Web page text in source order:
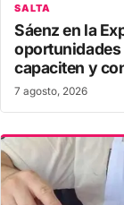
SALTA
Sáenz en la
oportunidades
capaciten y
7 agosto, 2026